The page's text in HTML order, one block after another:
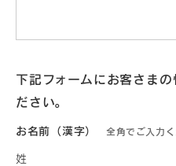
下記フォームにお客さま
ださい。
お名前（漢字） 全角でご入力
姓